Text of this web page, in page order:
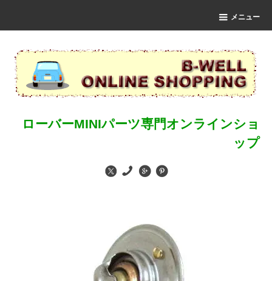
メニュー
ローバーMINIパーツ専門オンラインショ
ップ